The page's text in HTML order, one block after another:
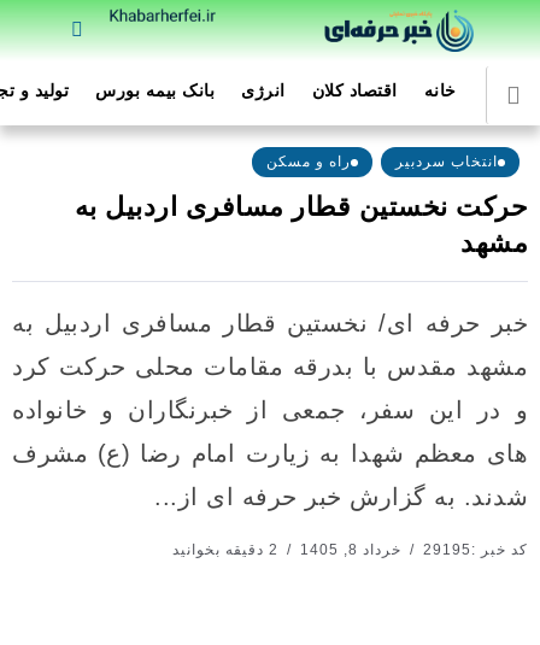
خانه اقتصاد کلان انرژی بانک بیمه بورس تولید و
انتخاب سردبیر راه و مسکن
حرکت نخستین قطار مسافری اردبیل به
مشهد
خبر حرفه ای/ نخستین قطار مسافری اردبیل به
مشهد مقدس با بدرقه مقامات محلی حرکت کرد
و در این سفر، جمعی از خبرنگاران و خانواده
های معظم شهدا به زیارت امام رضا (ع) مشرف
شدند. به گزارش خبر حرفه ای از...
کد خبر :29195 خرداد 8, 1405